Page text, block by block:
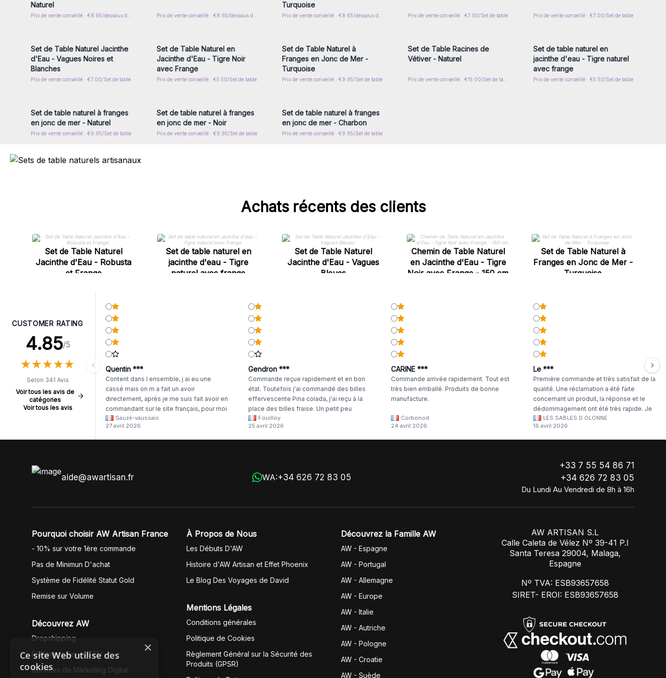
Naturel
Turquoise
Prix de vente conseillé : €7.00/Set de table Prix de vente conseillé : €7.00/Set de table
Connectez-vous ou inscrivez-
Set de Table Naturel Jacinthe
d'Eau - Vagues Noires et
Blanches
Prix de vente conseillé : €7.00/Set de table
Connectez-vous ou inscrivez-
Set de Table Naturel en
Jacinthe d'Eau - Tigre Noir
avec Frange
Prix de vente conseillé : €5.50/Set de table
Connectez-vous ou inscrivez-
Set de Table Naturel à
Franges en Jonc de Mer -
Turquoise
Prix de vente conseillé : €9.95/Set de table
Connectez-vous ou inscrivez-
Set de Table Racines de
Vétiver - Naturel
Connectez-vous ou inscrivez-
Set de table naturel en
jacinthe d'eau - Tigre naturel
avec frange
Prix de vente conseillé : €5.50/Set de table
Connectez-vous ou inscrivez-
Set de table naturel à franges
en jonc de mer - Naturel
Prix de vente conseillé : €9.95/Set de table
Connectez-vous ou inscrivez-
Set de table naturel à franges
en jonc de mer - Noir
Prix de vente conseillé : €9.95/Set de table
Connectez-vous ou inscrivez-
Set de table naturel à franges
en jonc de mer - Charbon
Prix de vente conseillé : €9.95/Set de table
Achats récents des clients
Set de Table Naturel
Jacinthe d'Eau - Robusta
et Frange
Set de table naturel en
jacinthe d'eau - Tigre
naturel avec frange
Set de Table Naturel
Jacinthe d'Eau - Vagues
Bleues
Chemin de Table Naturel
en Jacinthe d'Eau - Tigre
Noir avec Frange - 150 cm
Set de Table Naturel à
Franges en Jonc de Mer -
Turquoise
CUSTOMER RATING
4.85/5
★★★★★
★★★★★
Selon 341 Avis
Voir tous les avis de
catégories
Voir tous les avis
Quentin ***
Content dans l ensemble, j ai eu une
cassé mais on m a fait un avoir
directement, après je me suis fait avoir en
commandant sur le site français, pour moi
il était évident que les produits était de la
même langue mais raté tout est en
anglais.
Sauzé-vaussais
27 avril 2026
Gendron ***
Commande reçue rapidement et en bon
état. Toutefois j'ai commandé des billes
effervescente Pina colada, j'ai reçu à la
place des billes fraise. Un petit peu
dommage
Fouilloy
25 avril 2026
CARINE ***
Commande arrivée rapidement. Tout est
très bien emballé. Produits de bonne
manufacture.
Corbonod
24 avril 2026
Le ***
Première commande et très satisfait de la
qualité. Une réclamation a été faite
concernant un produit, la réponse et le
dédommagement ont été très rapide. Je
continuerai à commander chez WA Artisan
!
LES SABLES D OLONNE
16 avril 2026
aide@awartisan.fr WA:+34 626 72 83 05
+33 7 55 54 86 71
+34 626 72 83 05
Du Lundi Au Vendredi de 8h à 16h
Pourquoi choisir AW Artisan France
- 10% sur votre 1ère commande
Pas de Minimun D'achat
Système de Fidélité Statut Gold
Remise sur Volume
Découvrez AW
Dropshipping
Fullfilment Service EU
Services de Marketing Digital
À Propos de Nous
Les Débuts D'AW
Histoire d'AW Artisan et Effet Phoenix
Le Blog Des Voyages de David
Mentions Légales
Conditions générales
Politique de Cookies
Règlement Général sur la Sécurité des
Produits (GPSR)
Découvrez la Famille AW
AW - Espagne
AW - Portugal
AW - Allemagne
AW - Europe
AW - Italie
AW - Autriche
AW - Pologne
AW - Croatie
AW - Suède
AW ARTISAN S.L
Calle Caleta de Vélez Nº 39-41 P.I
Santa Teresa 29004, Malaga,
Espagne
Nº TVA: ESB93657658
SIRET- EROI: ESB93657658
×
Ce site Web utilise des
cookies